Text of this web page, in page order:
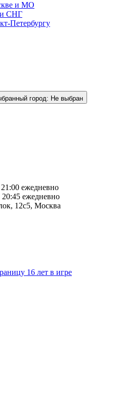
и МО
и СНГ
Петербургу
город: Не выбран
ежедневно
ежедневно
12с5, Москва
16 лет в игре